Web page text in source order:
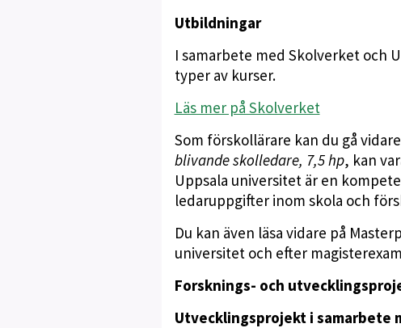
Utbildningar
I samarbete med Skolverket och
typer av kurser.
Läs mer på Skolverket
Som förskollärare kan du gå
blivande skolledare, 7,5 hp, kan
Uppsala universitet är en
ledaruppgifter inom skola och
Du kan även läsa vidare på
universitet och efter
Forsknings- och
Utvecklingsprojekt i samarbete